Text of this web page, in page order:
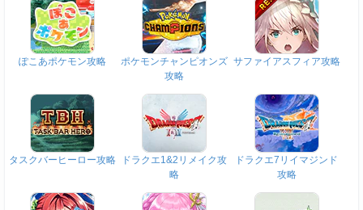
ぽこあポケモン攻略
ポケモンチャンピオンズ
攻略
サファイアスフィア攻略
タスクバーヒーロー攻略
ドラクエ1&2リメイク攻
略
ドラクエ7リイマジンド
攻略